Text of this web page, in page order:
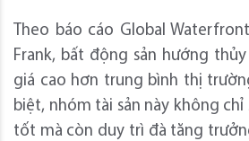
Theo báo cáo Global
Frank, bất động sản hướng
giá cao hơn trung bình thị
biệt, nhóm tài sản này không
tốt mà còn duy trì đà tăng